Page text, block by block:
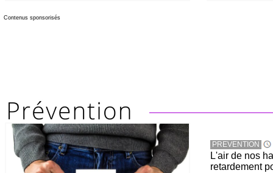
Contenus sponsorisés
PREVENTION
L'air de nos
retardement